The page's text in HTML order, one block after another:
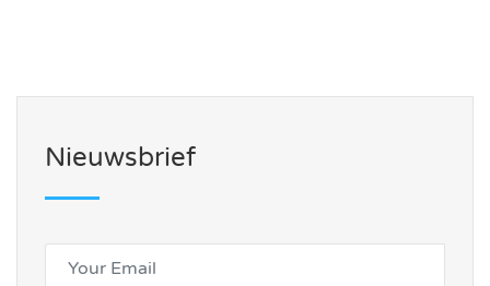
Nieuwsbrief